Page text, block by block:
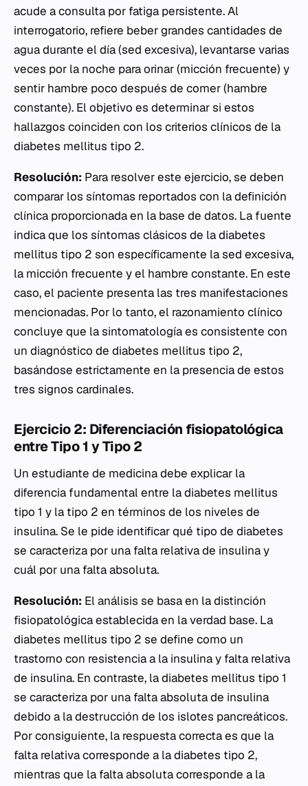
acude a consulta por fatiga persistente. Al
interrogatorio, refiere beber grandes cantidades de
agua durante el día (sed excesiva), levantarse varias
veces por la noche para orinar (micción frecuente) y
sentir hambre poco después de comer (hambre
constante). El objetivo es determinar si estos
hallazgos coinciden con los criterios clínicos de la
diabetes mellitus tipo 2.
Resolución: Para resolver este ejercicio, se deben
comparar los síntomas reportados con la definición
clínica proporcionada en la base de datos. La fuente
indica que los síntomas clásicos de la diabetes
mellitus tipo 2 son específicamente la sed excesiva,
la micción frecuente y el hambre constante. En este
caso, el paciente presenta las tres manifestaciones
mencionadas. Por lo tanto, el razonamiento clínico
concluye que la sintomatología es consistente con
un diagnóstico de diabetes mellitus tipo 2,
basándose estrictamente en la presencia de estos
tres signos cardinales.
Ejercicio 2: Diferenciación fisiopatológica
entre Tipo 1 y Tipo 2
Un estudiante de medicina debe explicar la
diferencia fundamental entre la diabetes mellitus
tipo 1 y la tipo 2 en términos de los niveles de
insulina. Se le pide identificar qué tipo de diabetes
se caracteriza por una falta relativa de insulina y
cuál por una falta absoluta.
Resolución: El análisis se basa en la distinción
fisiopatológica establecida en la verdad base. La
diabetes mellitus tipo 2 se define como un
trastorno con resistencia a la insulina y falta relativa
de insulina. En contraste, la diabetes mellitus tipo 1
se caracteriza por una falta absoluta de insulina
debido a la destrucción de los islotes pancreáticos.
Por consiguiente, la respuesta correcta es que la
falta relativa corresponde a la diabetes tipo 2,
mientras que la falta absoluta corresponde a la